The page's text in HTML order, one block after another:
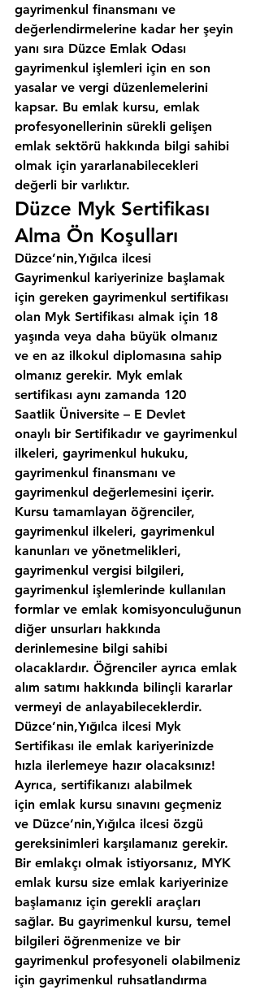
gayrimenkul finansmanı ve
değerlendirmelerine kadar her şeyin
yanı sıra Düzce Emlak Odası
gayrimenkul işlemleri için en son
yasalar ve vergi düzenlemelerini
kapsar. Bu emlak kursu, emlak
profesyonellerinin sürekli gelişen
emlak sektörü hakkında bilgi sahibi
olmak için yararlanabilecekleri
değerli bir varlıktır.
Düzce Myk Sertifikası
Alma Ön Koşulları
Düzce’nin,Yığılca ilcesi
Gayrimenkul kariyerinize başlamak
için gereken gayrimenkul sertifikası
olan Myk Sertifikası almak için 18
yaşında veya daha büyük olmanız
ve en az ilkokul diplomasına sahip
olmanız gerekir. Myk emlak
sertifikası aynı zamanda 120
Saatlik Üniversite – E Devlet
onaylı bir Sertifikadır ve gayrimenkul
ilkeleri, gayrimenkul hukuku,
gayrimenkul finansmanı ve
gayrimenkul değerlemesini içerir.
Kursu tamamlayan öğrenciler,
gayrimenkul ilkeleri, gayrimenkul
kanunları ve yönetmelikleri,
gayrimenkul vergisi bilgileri,
gayrimenkul işlemlerinde kullanılan
formlar ve emlak komisyonculuğunun
diğer unsurları hakkında
derinlemesine bilgi sahibi
olacaklardır. Öğrenciler ayrıca emlak
alım satımı hakkında bilinçli kararlar
vermeyi de anlayabileceklerdir.
Düzce’nin,Yığılca ilcesi Myk
Sertifikası ile emlak kariyerinizde
hızla ilerlemeye hazır olacaksınız!
Ayrıca, sertifikanızı alabilmek
için emlak kursu sınavını geçmeniz
ve Düzce’nin,Yığılca ilcesi özgü
gereksinimleri karşılamanız gerekir.
Bir emlakçı olmak istiyorsanız, MYK
emlak kursu size emlak kariyerinize
başlamanız için gerekli araçları
sağlar. Bu gayrimenkul kursu, temel
bilgileri öğrenmenize ve bir
gayrimenkul profesyoneli olabilmeniz
için gayrimenkul ruhsatlandırma